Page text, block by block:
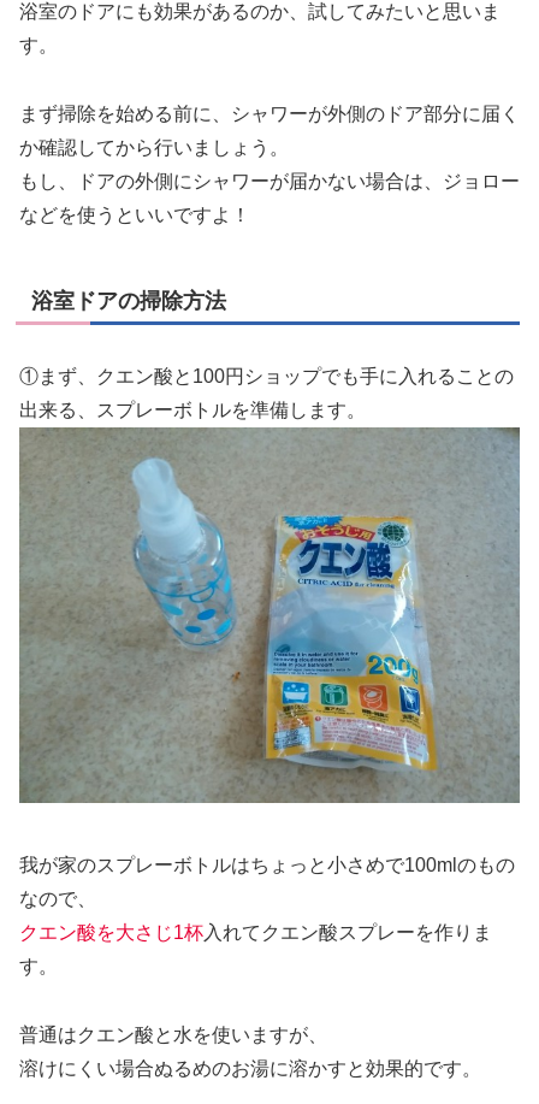
浴室のドアにも効果があるのか、試してみたいと思いま
す。
まず掃除を始める前に、シャワーが外側のドア部分に届く
か確認してから行いましょう。
もし、ドアの外側にシャワーが届かない場合は、ジョロー
などを使うといいですよ！
浴室ドアの掃除方法
①まず、クエン酸と100円ショップでも手に入れることの
出来る、スプレーボトルを準備します。
我が家のスプレーボトルはちょっと小さめで100mlのもの
なので、
クエン酸を大さじ1杯入れてクエン酸スプレーを作りま
す。
普通はクエン酸と水を使いますが、
溶けにくい場合ぬるめのお湯に溶かすと効果的です。